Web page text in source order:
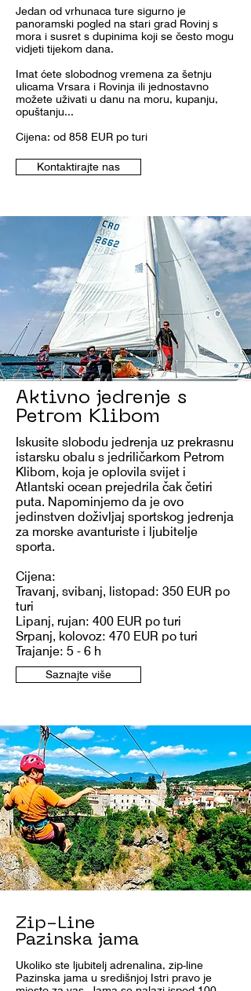
Jedan od vrhunaca ture sigurno je
panoramski pogled na stari grad Rovinj s
mora i susret s dupinima koji se često mogu
vidjeti tijekom dana.
Imat ćete slobodnog vremena za šetnju
ulicama Vrsara i Rovinja ili jednostavno
možete uživati u danu na moru, kupanju,
opuštanju...
Cijena: od 858 EUR po turi
Kontaktirajte nas
Aktivno jedrenje s
Petrom Klibom
Iskusite slobodu jedrenja uz prekrasnu
istarsku obalu s jedriličarkom Petrom
Klibom, koja je oplovila svijet i
Atlantski ocean prejedrila čak četiri
puta. Napominjemo da je ovo
jedinstven doživljaj sportskog jedrenja
za morske avanturiste i ljubitelje
sporta.
Cijena:
Travanj, svibanj, listopad: 350 EUR po
turi
Lipanj, rujan: 400 EUR po turi
Srpanj, kolovoz: 470 EUR po turi
Trajanje: 5 - 6 h
Saznajte više
Zip-Line
Pazinska jama
Ukoliko ste ljubitelj adrenalina, zip-line
Pazinska jama u središnjoj Istri pravo je